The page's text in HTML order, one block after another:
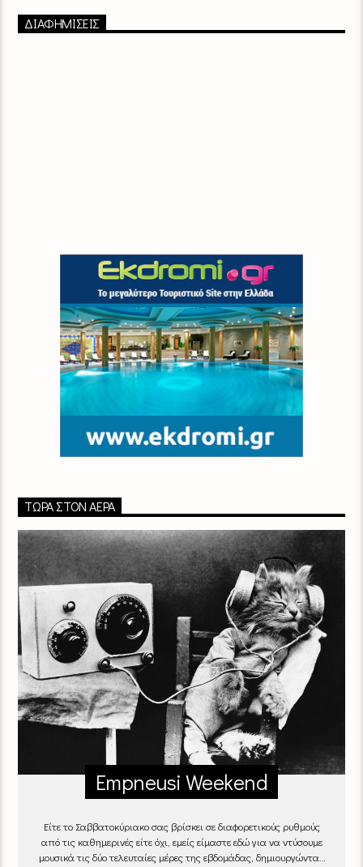
ΔΙΑΦΗΜΙΣΕΙΣ
ΤΏΡΑ ΣΤΟΝ ΑΈΡΑ
Empneusi Weekend
Είτε το Σαββατοκύριακο σας βρίσκει σε διαφορετικούς ρυθμούς
από τις καθημερινές είτε όχι, εμείς είμαστε εδώ για να ντύσουμε
μουσικά τις δύο τελευταίες μέρες της εβδομάδας, δημιουργώντας